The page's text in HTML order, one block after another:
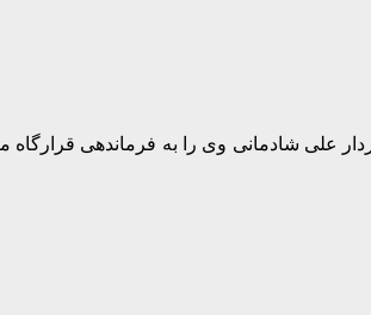
شادمانی وی را به فرماندهی قرارگاه